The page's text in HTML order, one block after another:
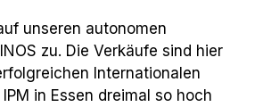
unseren autonomen
zu. Die Verkäufe sind hier
Internationalen
in Essen dreimal so hoch